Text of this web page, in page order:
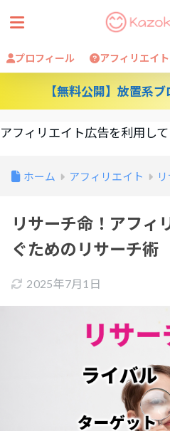
プロフィール アフィリエイ
【無料公開】放置系
アフィリエイト広告を利用し
ホーム アフィリエイト
リサーチ命！アフィ
ぐためのリサーチ術
2025年7月1日